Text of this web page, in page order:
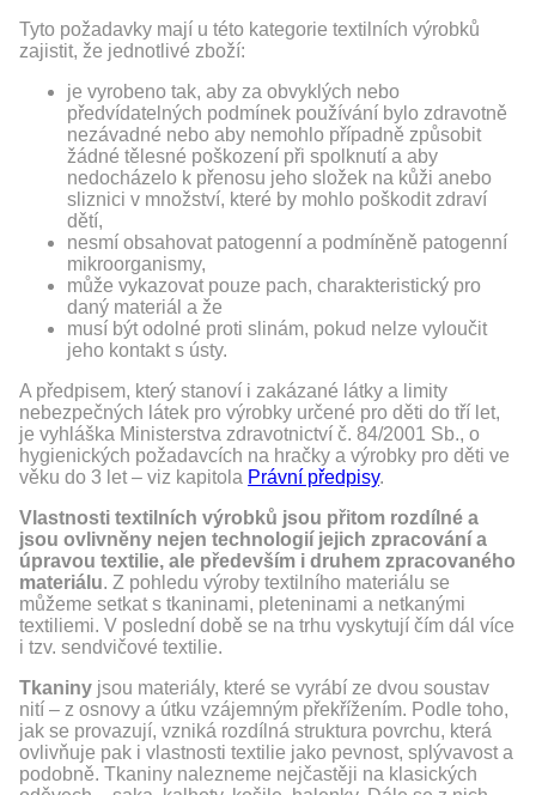
Tyto požadavky mají u této kategorie textilních výrobků
zajistit, že jednotlivé zboží:
je vyrobeno tak, aby za obvyklých nebo
předvídatelných podmínek používání bylo zdravotně
nezávadné nebo aby nemohlo případně způsobit
žádné tělesné poškození při spolknutí a aby
nedocházelo k přenosu jeho složek na kůži anebo
sliznici v množství, které by mohlo poškodit zdraví
dětí,
nesmí obsahovat patogenní a podmíněně patogenní
mikroorganismy,
může vykazovat pouze pach, charakteristický pro
daný materiál a že
musí být odolné proti slinám, pokud nelze vyloučit
jeho kontakt s ústy.
A předpisem, který stanoví i zakázané látky a limity
nebezpečných látek pro výrobky určené pro děti do tří let,
je vyhláška Ministerstva zdravotnictví č. 84/2001 Sb., o
hygienických požadavcích na hračky a výrobky pro děti ve
věku do 3 let – viz kapitola Právní předpisy.
Vlastnosti textilních výrobků jsou přitom rozdílné a
jsou ovlivněny nejen technologií jejich zpracování a
úpravou textilie, ale především i druhem zpracovaného
materiálu. Z pohledu výroby textilního materiálu se
můžeme setkat s tkaninami, pleteninami a netkanými
textiliemi. V poslední době se na trhu vyskytují čím dál více
i tzv. sendvičové textilie.
Tkaniny jsou materiály, které se vyrábí ze dvou soustav
nití – z osnovy a útku vzájemným překřížením. Podle toho,
jak se provazují, vzniká rozdílná struktura povrchu, která
ovlivňuje pak i vlastnosti textilie jako pevnost, splývavost a
podobně. Tkaniny nalezneme nejčastěji na klasických